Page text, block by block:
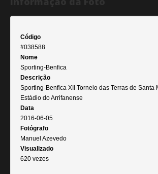
Código
#038588
Nome
Sporting-Benfica
Descrição
Sporting-Benfica XII Torneio das Terras de Santa
Estádio do Arrifanense
Data
2016-06-05
Fotógrafo
Manuel Azevedo
Visualizado
620 vezes